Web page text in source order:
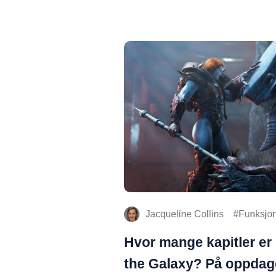
Jacqueline Collins
Hvor mange kapitler
the Galaxy? På